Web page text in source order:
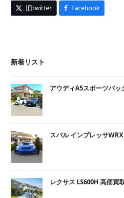
旧twitter Facebook
新着リスト
アウディA5スポーツバッ
スバル インプレッサ
レクサス LS600H 高価買